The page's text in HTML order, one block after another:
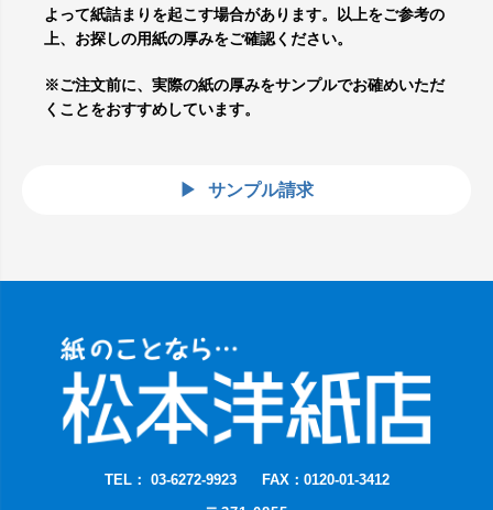
よって紙詰まりを起こす場合があります。以上をご参考の
上、お探しの用紙の厚みをご確認ください。
※ご注文前に、実際の紙の厚みをサンプルでお確めいただ
くことをおすすめしています。
サンプル請求
TEL： 03-6272-9923
FAX：0120-01-3412